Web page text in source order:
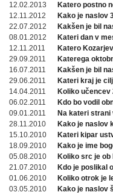
12.02.2013
Katero postno
12.11.2012
Kako je naslov
22.07.2012
Kakšen je bil
08.01.2012
Kateri dan v
12.11.2011
Katero
29.09.2011
Katerega
16.07.2011
Kakšen je bil
29.06.2011
Kateri kraj je
14.04.2011
Koliko učencev
06.02.2011
Kdo bo vodil
09.01.2011
Na kateri
28.11.2010
Kako je naslov
15.10.2010
Kateri kipar
18.09.2010
Kako je ime
05.08.2010
Koliko src je
21.07.2010
Kdo je poslikal
01.06.2010
Koliko otrok je
03.05.2010
Kako je naslov